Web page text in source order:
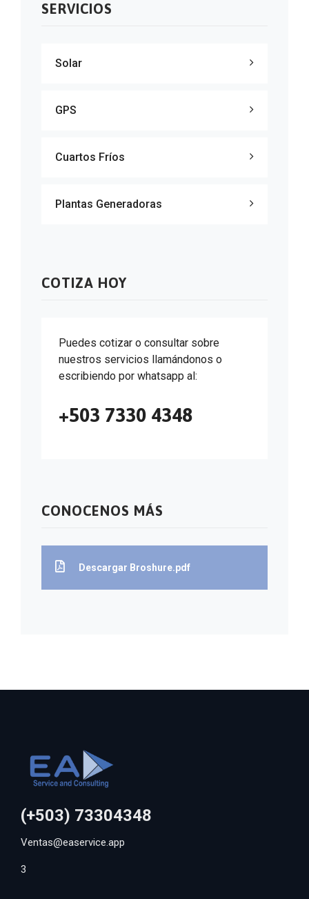
SERVICIOS
Solar
GPS
Cuartos Fríos
Plantas Generadoras
COTIZA HOY
Puedes cotizar o consultar sobre
nuestros servicios llamándonos o
escribiendo por whatsapp al:
+503 7330 4348
CONOCENOS MÁS
Descargar Broshure.pdf
(+503) 73304348
Ventas@easervice.app
3